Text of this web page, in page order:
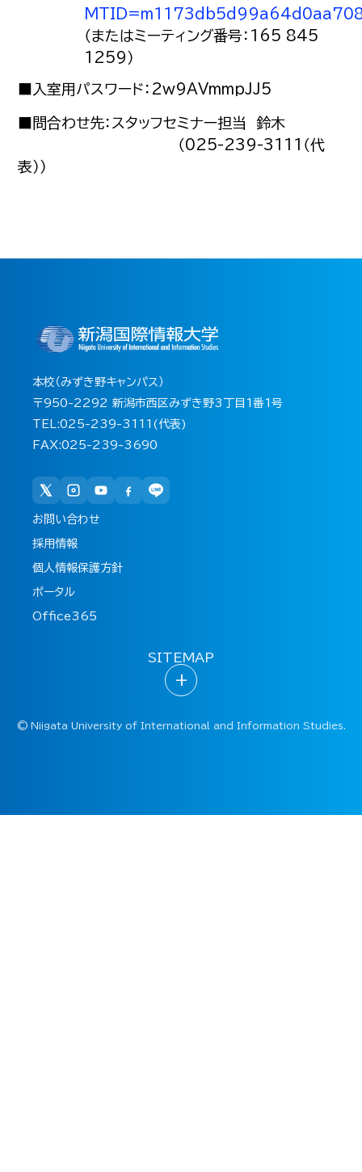
（またはミーティング番号：165 845
1259）
■入室用パスワード：2w9AVmmpJJ5
■問合わせ先：スタッフセミナー担当 鈴木
（025-239-3111（代
表））
本校（みずき野キャンパス）
〒950-2292 新潟市西区みずき野3丁目1番1号
TEL:025-239-3111(代表)
FAX:025-239-3690
お問い合わせ
採用情報
個人情報保護方針
ポータル
Office365
SITEMAP
+
©Niigata University of International and Information Studies.